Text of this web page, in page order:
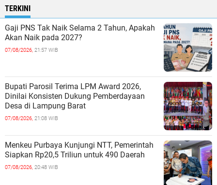
TERKINI
Gaji PNS Tak Naik Selama 2 Tahun, Apakah
Akan Naik pada 2027?
07/08/2026, 21:57 WIB
Bupati Parosil Terima LPM Award 2026,
Dinilai Konsisten Dukung Pemberdayaan
Desa di Lampung Barat
07/08/2026, 21:08 WIB
Menkeu Purbaya Kunjungi NTT, Pemerintah
Siapkan Rp20,5 Triliun untuk 490 Daerah
07/08/2026, 20:48 WIB